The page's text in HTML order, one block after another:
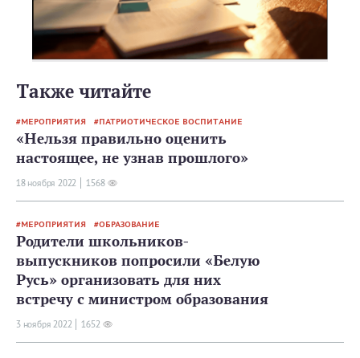
Также читайте
МЕРОПРИЯТИЯ ПАТРИОТИЧЕСКОЕ ВОСПИТАНИЕ
«Нельзя правильно оценить
настоящее, не узнав прошлого»
18 ноября 2022 1568
МЕРОПРИЯТИЯ ОБРАЗОВАНИЕ
Родители школьников-
выпускников попросили «Белую
Русь» организовать для них
встречу с министром образования
3 ноября 2022 1652